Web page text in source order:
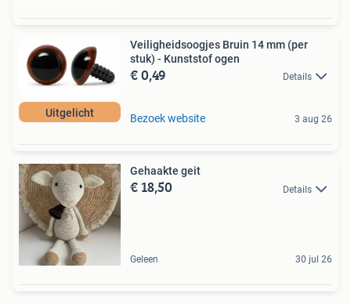
Uitgelicht
Veiligheidsoogjes Bruin 14 mm (per
stuk) - Kunststof ogen
€ 0,49 Details
Bezoek website 3 aug 26
Gehaakte geit
€ 18,50 Details
Geleen 30 jul 26